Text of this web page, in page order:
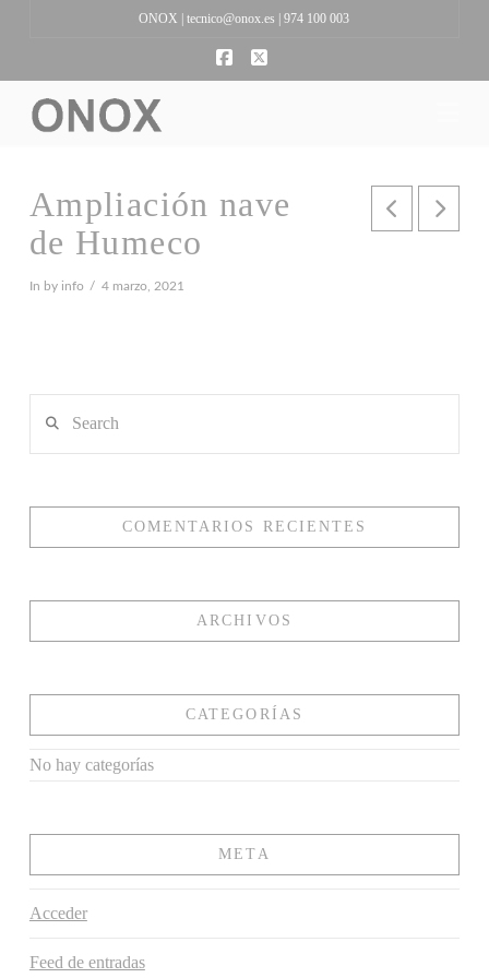
ONOX |tecnico@onox.es | 974 100 003
Ampliación nave
de Humeco
In by info 4 marzo, 2021
COMENTARIOS RECIENTES
ARCHIVOS
CATEGORÍAS
No hay categorías
META
Acceder
Feed de entradas